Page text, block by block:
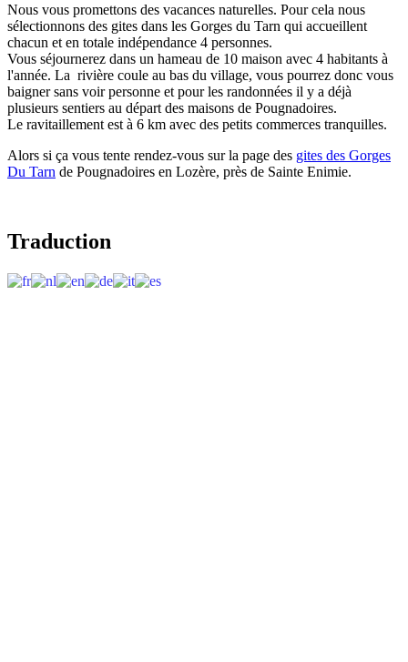
Nous vous promettons des vacances naturelles. Pour cela nous
sélectionnons des gites dans les Gorges du Tarn qui accueillent
chacun et en totale indépendance 4 personnes.
Vous séjournerez dans un hameau de 10 maison avec 4 habitants à
l'année. La rivière coule au bas du village, vous pourrez donc vous
baigner sans voir personne et pour les randonnées il y a déjà
plusieurs sentiers au départ des maisons de Pougnadoires.
Le ravitaillement est à 6 km avec des petits commerces tranquilles.
Alors si ça vous tente rendez-vous sur la page des gites des Gorges
Du Tarn de Pougnadoires en Lozère, près de Sainte Enimie.
Traduction